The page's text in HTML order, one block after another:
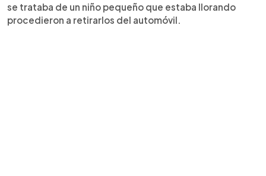
se trataba de un niño pequeño que estaba llorando
procedieron a retirarlos del automóvil.